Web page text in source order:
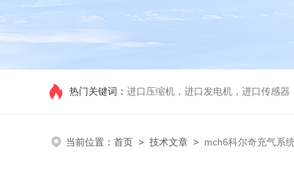
热门关键词： 进口压缩机，进口发电机，进口传感
当前位置： 首页 > 技术文章 > mch6科尔奇充气系